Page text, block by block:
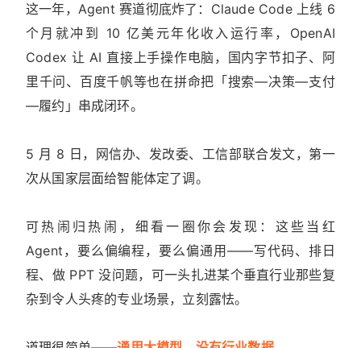
这一年，Agent 赛道彻底炸了：Claude Code 上线 6
个月就冲到 10 亿美元年化收入运行率，OpenAI
Codex 让 AI 直接上手操作电脑，国内字节扣子、阿
里千问、百度千帆等也在拼命把「搜索—决策—支付
—履约」串成闭环。
5 月 8 日，网信办、发改委、工信部联合发文，第一
次从国家层面给智能体定了调。
可热闹归热闹，细看一圈你会发现：这些当红
Agent，要么偏编程，要么偏通用——写代码、排日
程、做 PPT 没问题，可一头扎进某个垂直行业那些复
杂到令人头疼的专业场景，立刻露怯。